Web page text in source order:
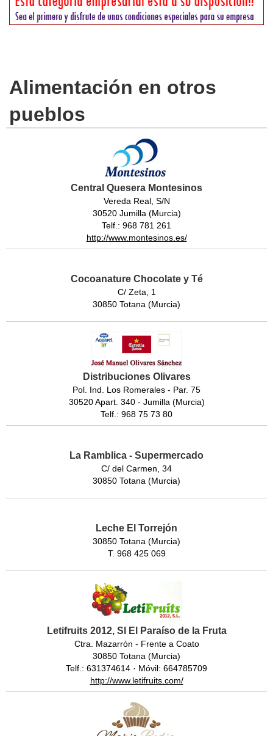
Alimentación en otros
pueblos
Central Quesera Montesinos
Vereda Real, S/N
30520 Jumilla (Murcia)
Telf.: 968 781 261
http://www.montesinos.es/
Cocoanature Chocolate y Té
C/ Zeta, 1
30850 Totana (Murcia)
Distribuciones Olivares
Pol. Ind. Los Romerales - Par. 75
30520 Apart. 340 - Jumilla (Murcia)
Telf.: 968 75 73 80
La Ramblica - Supermercado
C/ del Carmen, 34
30850 Totana (Murcia)
Leche El Torrejón
30850 Totana (Murcia)
T. 968 425 069
Letifruits 2012, Sl El Paraíso de la Fruta
Ctra. Mazarrón - Frente a Coato
30850 Totana (Murcia)
Telf.: 631374614 · Móvil: 664785709
http://www.letifruits.com/